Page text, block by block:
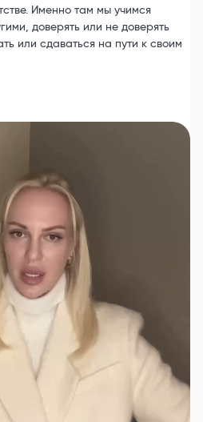
Именно там мы учимся
доверять или не доверять
или сдаваться на пути к своим